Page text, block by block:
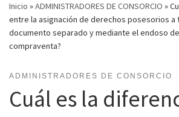
Inicio »ADMINISTRADORES DE CONSORCIO »
entre la asignación de derechos posesorios a
documento separado y mediante el endoso
compraventa?
ADMINISTRADORES DE CONSORCIO
Cuál es la